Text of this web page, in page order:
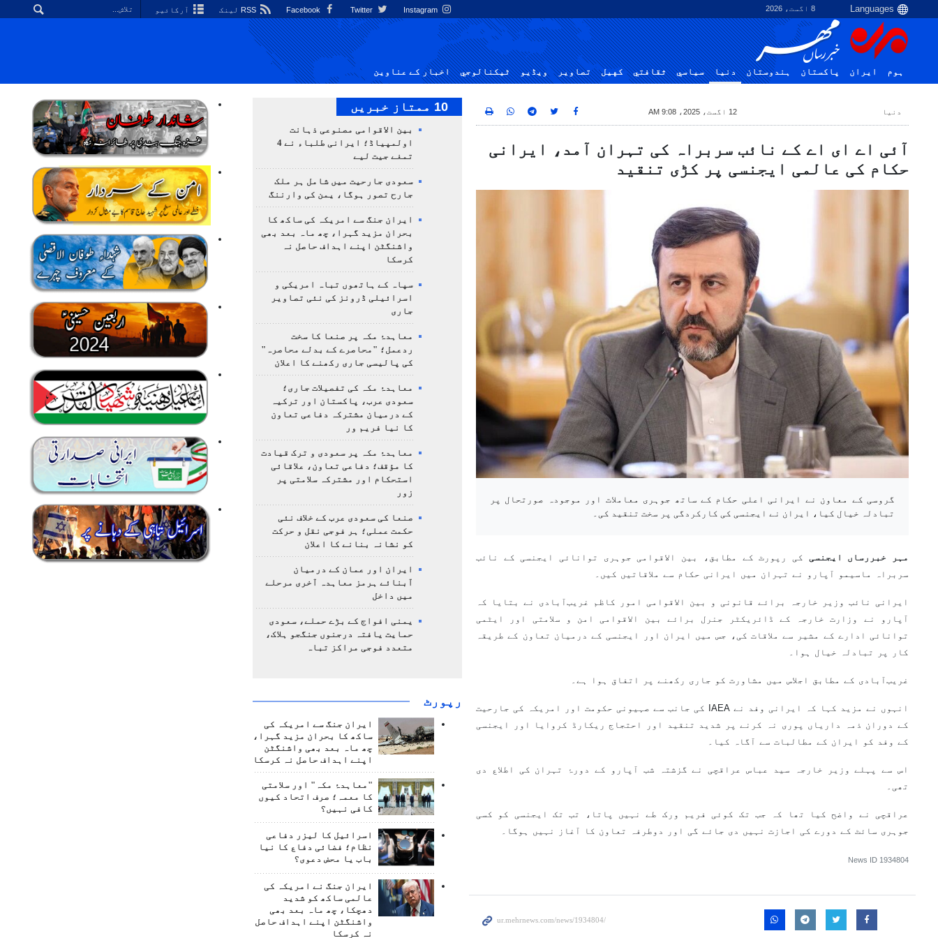
8 اگست، 2026 Instagram آرکائیو
ہوم ایران پاکستان ہندوستان دنیا سياسي ثقافتي کهيل تصاوير ویڈیو ٹيكنالوجي اخبار کے عناوین
دنیا 12 اگست، 2025، 9:08 AM
آئی اے ای اے کے نائب سربراہ کی تہران آمد، ایرانی
حکام کی عالمی ایجنسی پر کڑی تنقید
گروسی کے معاون نے ایرانی اعلی حکام کے ساتھ جوہری معاملات اور موجودہ صورتحال پر
تبادلہ خیال کیا، ایران نے ایجنسی کی کارکردگی پر سخت تنقید کی۔
مہر خبررساں ایجنسی کی رپورٹ کے مطابق، بین الاقوامی جوہری توانائی ایجنسی کے نائب
سربراہ ماسیمو آپارو نے تہران میں ایرانی حکام سے ملاقاتیں کیں۔
ایرانی نائب وزیر خارجہ برائے قانونی و بین الاقوامی امور کاظم غریب‌آبادی نے بتایا کہ
آپارو نے وزارت خارجہ کے ڈائریکٹر جنرل برائے بین الاقوامی امن و سلامتی اور ایٹمی
توانائی ادارے کے مشیر سے ملاقات کی، جس میں ایران اور ایجنسی کے درمیان تعاون کے طریقہ
کار پر تبادلہ خیال ہوا۔
غریب‌آبادی کے مطابق اجلاس میں مشاورت کو جاری رکھنے پر اتفاق ہوا ہے۔
انہوں نے مزید کہا کہ ایرانی وفد نے IAEA کی جانب سے صہیونی حکومت اور امریکہ کی جارحیت
کے دوران ذمہ داریاں پوری نہ کرنے پر شدید تنقید اور احتجاج ریکارڈ کروایا اور ایجنسی
کے وفد کو ایران کے مطالبات سے آگاہ کیا۔
اس سے پہلے وزیر خارجہ سید عباس عراقچی نے گزشتہ شب آپارو کے دورۂ تہران کی اطلاع دی
تھی۔
عراقچی نے واضح کیا تھا کہ جب تک کوئی فریم ورک طے نہیں پاتا، تب تک ایجنسی کو کسی
جوہری سائٹ کے دورے کی اجازت نہیں دی جائے گی اور دوطرفہ تعاون کا آغاز نہیں ہوگا۔
News ID 1934804
10 ممتاز خبریں
بین الاقوامی مصنوعی ذہانت
اولمپیاڈ؛ ایرانی طلباء نے 4
تمغے جیت لیے
سعودی جارحیت میں شامل ہر ملک
جارح تصور ہوگا، یمن کی وارننگ
ایران جنگ سے امریکہ کی ساکھ کا
بحران مزید گہرا، چھ ماہ بعد بھی
واشنگٹن اپنے اہداف حاصل نہ
کرسکا
سپاہ کے ہاتھوں تباہ امریکی و
اسرائیلی ڈرونز کی نئی تصاویر
جاری
معاہدۂ مکہ پر صنعا کا سخت
ردعمل؛ "محاصرے کے بدلے محاصرہ"
کی پالیسی جاری رکھنے کا اعلان
معاہدۂ مکہ کی تفصیلات جاری؛
سعودی عرب، پاکستان اور ترکیہ
کے درمیان مشترکہ دفاعی تعاون
کا نیا فریم ور
معاہدۂ مکہ پر سعودی و ترک قیادت
کا مؤقف؛ دفاعی تعاون، علاقائی
استحکام اور مشترکہ سلامتی پر
زور
صنعا کی سعودی عرب کے خلاف نئی
حکمت عملی؛ ہر فوجی نقل و حرکت
کو نشانہ بنانے کا اعلان
ایران اور عمان کے درمیان
آبنائے ہرمز معاہدہ آخری مرحلے
میں داخل
یمنی افواج کے بڑے حملے، سعودی
حمایت یافتہ درجنوں جنگجو ہلاک،
متعدد فوجی مراکز تباہ
رپورٹ
ایران جنگ سے امریکہ کی
ساکھ کا بحران مزید گہرا،
چھ ماہ بعد بھی واشنگٹن
اپنے اہداف حاصل نہ کرسکا
"معاہدۂ مکہ" اور سلامتی
کا معمہ؛ صرف اتحاد کیوں
کافی نہیں؟
اسرائیل کا لیزر دفاعی
نظام؛ فضائی دفاع کا نیا
باب یا محض دعوی؟
ایران جنگ نے امریکہ کی
عالمی ساکھ کو شدید
دھچکا، چھ ماہ بعد بھی
واشنگٹن اپنے اہداف حاصل
نہ کرسکا